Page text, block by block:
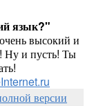
язык?"
высокий и
Ну и пусть! Ты
версии